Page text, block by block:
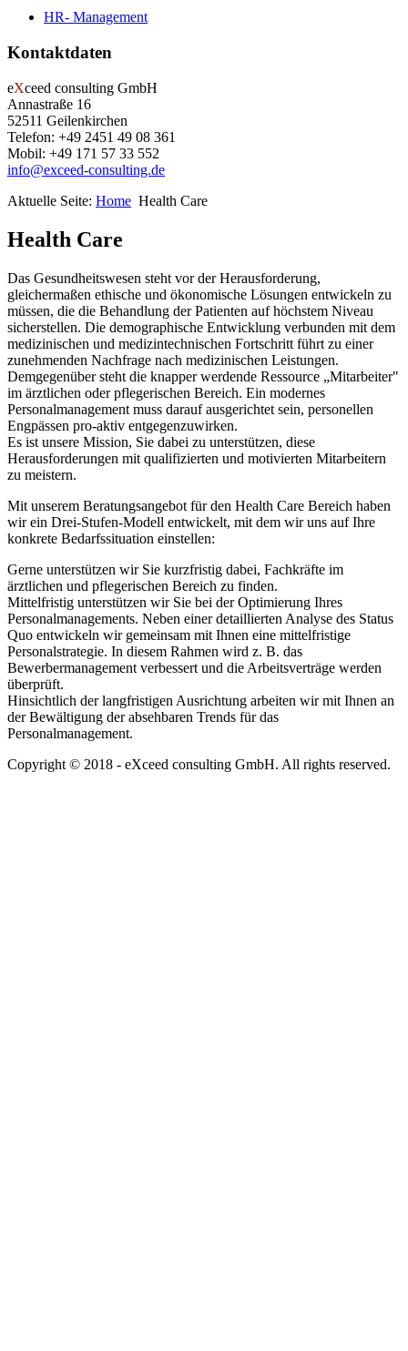
HR- Management
Kontaktdaten
eXceed consulting GmbH
Annastraße 16
52511 Geilenkirchen
Telefon: +49 2451 49 08 361
Mobil: +49 171 57 33 552
Aktuelle Seite: Home Health Care
Health Care
Das Gesundheitswesen steht vor der Herausforderung,
gleichermaßen ethische und ökonomische Lösungen entwickeln zu
müssen, die die Behandlung der Patienten auf höchstem Niveau
sicherstellen. Die demographische Entwicklung verbunden mit dem
medizinischen und medizintechnischen Fortschritt führt zu einer
zunehmenden Nachfrage nach medizinischen Leistungen.
Demgegenüber steht die knapper werdende Ressource „Mitarbeiter"
im ärztlichen oder pflegerischen Bereich. Ein modernes
Personalmanagement muss darauf ausgerichtet sein, personellen
Engpässen pro-aktiv entgegenzuwirken.
Es ist unsere Mission, Sie dabei zu unterstützen, diese
Herausforderungen mit qualifizierten und motivierten Mitarbeitern
zu meistern.
Mit unserem Beratungsangebot für den Health Care Bereich haben
wir ein Drei-Stufen-Modell entwickelt, mit dem wir uns auf Ihre
konkrete Bedarfssituation einstellen:
Gerne unterstützen wir Sie kurzfristig dabei, Fachkräfte im
ärztlichen und pflegerischen Bereich zu finden.
Mittelfristig unterstützen wir Sie bei der Optimierung Ihres
Personalmanagements. Neben einer detaillierten Analyse des Status
Quo entwickeln wir gemeinsam mit Ihnen eine mittelfristige
Personalstrategie. In diesem Rahmen wird z. B. das
Bewerbermanagement verbessert und die Arbeitsverträge werden
überprüft.
Hinsichtlich der langfristigen Ausrichtung arbeiten wir mit Ihnen an
der Bewältigung der absehbaren Trends für das
Personalmanagement.
Copyright © 2018 - eXceed consulting GmbH. All rights reserved.